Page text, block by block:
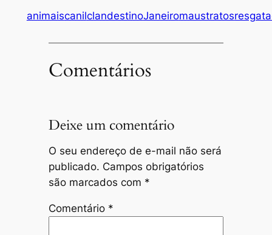
animaiscanilclandestinoJaneiromaustratos
Comentários
Deixe um comentário
O seu endereço de e-mail não será
publicado. Campos obrigatórios
são marcados com *
Comentário *